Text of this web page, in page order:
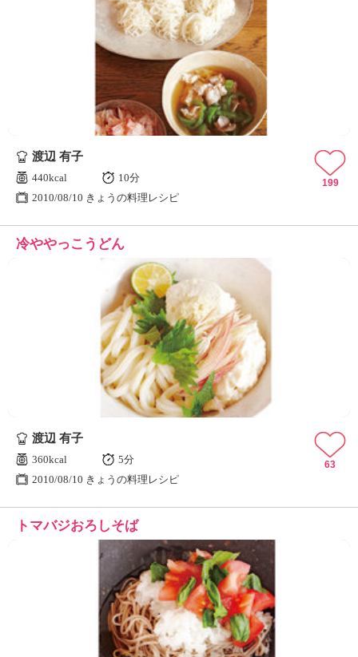
渡辺 有子
440kcal
10分
2010/08/10 きょうの料理レシピ
199
冷ややっこうどん
渡辺 有子
360kcal
5分
2010/08/10 きょうの料理レシピ
63
トマバジおろしそば